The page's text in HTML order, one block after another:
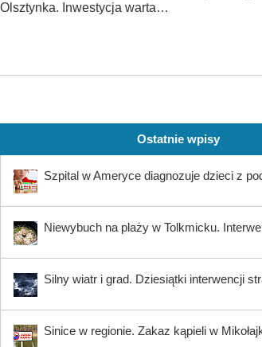
Olsztynka. Inwestycja warta…
Ostatnie wpisy
Szpital w Ameryce diagnozuje dzieci z
Niewybuch na plaży w Tolkmicku.
Silny wiatr i grad. Dziesiątki interwencji
Sinice w regionie. Zakaz kąpieli w